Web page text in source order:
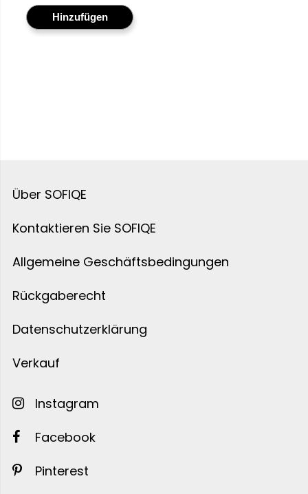
cruelty-free Formel für
präzise Konturen und
Hinzufügen
Über SOFIQE
Kontaktieren Sie SOFIQE
Allgemeine Geschäftsbedingungen
Rückgaberecht
Datenschutzerklärung
Verkauf
Instagram
Facebook
Pinterest